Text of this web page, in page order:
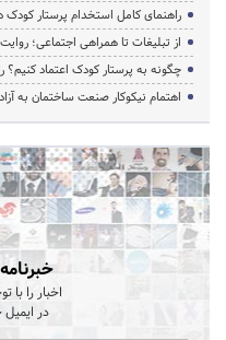
راهنمای کامل استخدام پرستار کودک
از تبلیغات تا همراهی اجتماعی؛
چگونه به پرستار کودک اعتماد کنیم؟
اهتمام نیکوکار صنعت ساختمان به
اخبار را با
در